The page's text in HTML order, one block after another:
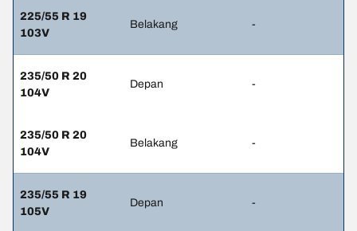
225/55 R 19
103V
Belakang -
235/50 R 20
104V
Depan -
235/50 R 20
104V
Belakang -
235/55 R 19
105V
Depan -